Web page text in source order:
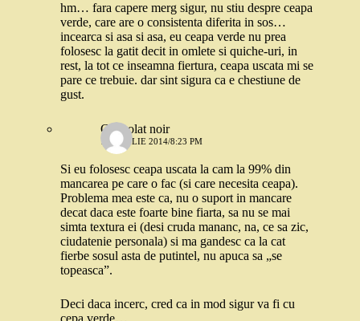
hm… fara capere merg sigur, nu stiu despre ceapa
verde, care are o consistenta diferita in sos…
incearca si asa si asa, eu ceapa verde nu prea
folosesc la gatit decit in omlete si quiche-uri, in
rest, la tot ce inseamna fiertura, ceapa uscata mi se
pare ce trebuie. dar sint sigura ca e chestiune de
gust.
Chocolat noir
11 APRILIE 2014/8:23 PM
Si eu folosesc ceapa uscata la cam la 99% din
mancarea pe care o fac (si care necesita ceapa).
Problema mea este ca, nu o suport in mancare
decat daca este foarte bine fiarta, sa nu se mai
simta textura ei (desi cruda mananc, na, ce sa zic,
ciudatenie personala) si ma gandesc ca la cat
fierbe sosul asta de putintel, nu apuca sa „se
topeasca”.
Deci daca incerc, cred ca in mod sigur va fi cu
cepa verde…